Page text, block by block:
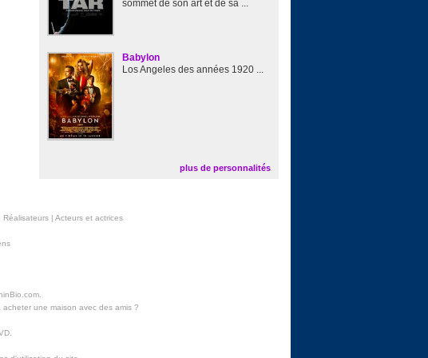
sommet de son art et de sa ...
Babylon
Los Angeles des années 1920 ...
plus de personnalités
Réalisateurs| Acteurs et actrices
acheter une maison avec des amis?